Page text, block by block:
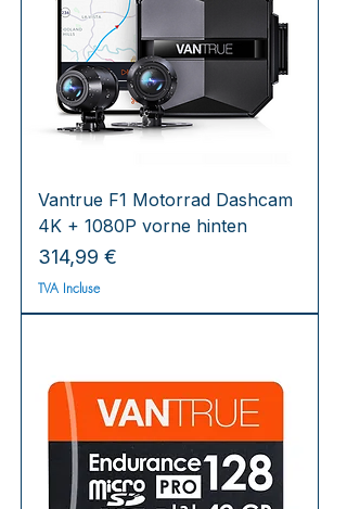
Vantrue F1 Motorrad Dashcam
4K + 1080P vorne hinten
Prix
314,99 €
TVA Incluse